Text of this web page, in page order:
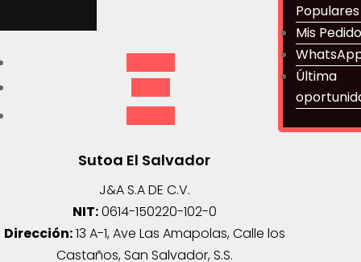
Populares
Mis
Última
Sutoa El Salvador
J&A S.A DE C.V.
NIT:0614-150220-102-0
Dirección:13 A-1, Ave Las Amapolas, Calle los
Castaños, San Salvador, S.S.